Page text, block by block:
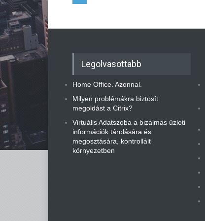
Legolvasottabb
Home Office. Azonnal.
Milyen problémákra biztosít
megoldást a Citrix?
Virtuális Adatszoba a bizalmas üzleti
információk tárolására és
megosztására, kontrollált
környezetben